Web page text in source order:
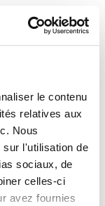
le contenu
relatives aux
Nous
sur l'utilisation de
sociaux, de
celles-ci
avez fournies
CONTACT